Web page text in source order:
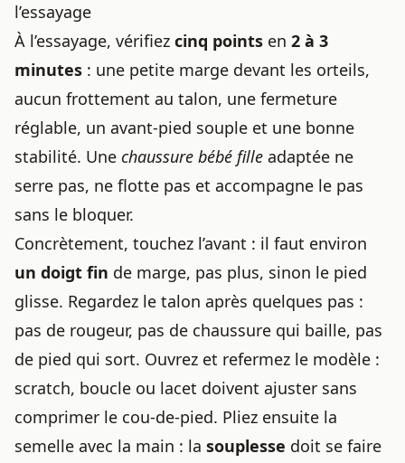
l’essayage
À l’essayage, vérifiez cinq points en 2 à 3
minutes : une petite marge devant les orteils,
aucun frottement au talon, une fermeture
réglable, un avant-pied souple et une bonne
stabilité. Une chaussure bébé fille adaptée ne
serre pas, ne flotte pas et accompagne le pas
sans le bloquer.
Concrètement, touchez l’avant : il faut environ
un doigt fin de marge, pas plus, sinon le pied
glisse. Regardez le talon après quelques pas :
pas de rougeur, pas de chaussure qui baille, pas
de pied qui sort. Ouvrez et refermez le modèle :
scratch, boucle ou lacet doivent ajuster sans
comprimer le cou-de-pied. Pliez ensuite la
semelle avec la main : la souplesse doit se faire